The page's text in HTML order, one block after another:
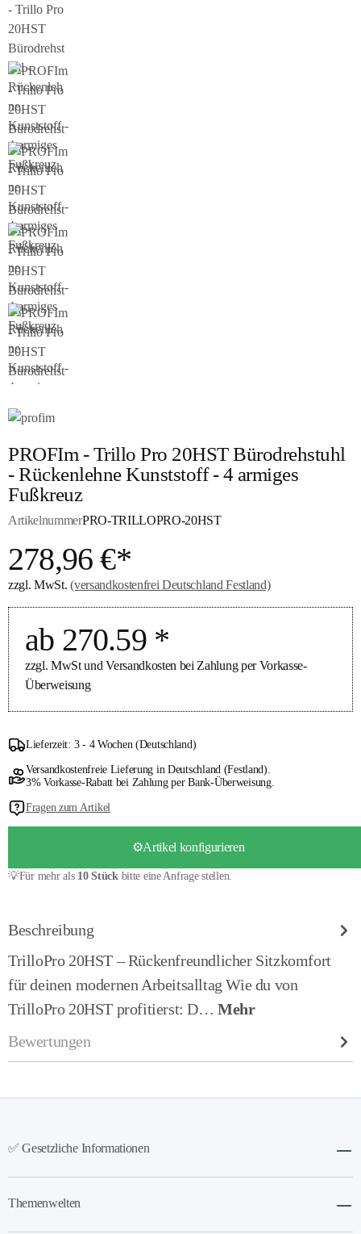
PROFIm - Trillo Pro 20HST Bürodrehstuhl
- Rückenlehne Kunststoff - 4 armiges
Fußkreuz
ArtikelnummerPRO-TRILLOPRO-20HST
278,96 €*
zzgl. MwSt.(versandkostenfrei Deutschland Festland)
ab 270.59 *
zzgl. MwSt und Versandkosten bei Zahlung per Vorkasse-
Überweisung
Lieferzeit: 3 - 4 Wochen (Deutschland)
Versandkostenfreie Lieferung in Deutschland (Festland).
3% Vorkasse-Rabatt bei Zahlung per Bank-Überweisung.
Fragen zum Artikel
⚙️Artikel konfigurieren
💡Für mehr als 10 Stückbitte eine Anfrage stellen.
Beschreibung
TrilloPro 20HST – Rückenfreundlicher Sitzkomfort
für deinen modernen Arbeitsalltag Wie du von
TrilloPro 20HST profitierst: D…Mehr
Bewertungen
✅ Gesetzliche Informationen
Themenwelten